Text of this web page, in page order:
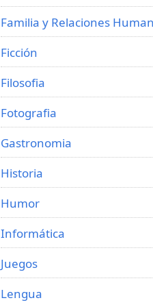
Familia y Relaciones
Ficción
Filosofia
Fotografia
Gastronomia
Historia
Humor
Informática
Juegos
Lengua